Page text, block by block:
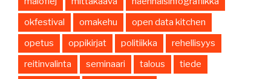
okfestival
omakehu
open data kitchen
opetus
oppikirjat politiikka
rehellisyys
reitinvalinta
seminaari talous
tiede